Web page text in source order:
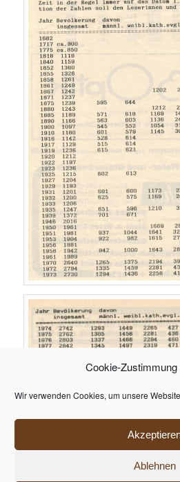
Cookie-
Wir verwenden Cookies, um unsere
Ablehnen